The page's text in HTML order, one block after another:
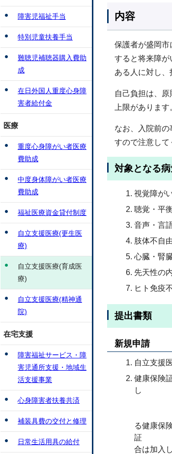
内容
保護者が盛岡
すると将来障
ある人に対し、
自己負担は、
上限があります
なお、入院前
すので注意して
対象となる
視覚障が
聴覚・平
音声・言
肢体不自
心臓・腎
先天性の
ヒト免疫
提出書類
新規申請
自立支援
健康保険
・
る健康保
証
合は加入
障害児福祉手当
特別児童扶養手当
難聴児補聴器購入費助
成
在日外国人重度心身障
害者給付金
医療
重度心身障がい者医療
費助成
中度身体障がい者医療
費助成
福祉医療資金貸付制度
自立支援医療(更生医
療)
自立支援医療(育成医
療)
自立支援医療(精神通
院)
在宅支援
障害福祉サービス・障
害児通所支援・地域生
活支援事業
心身障害者扶養共済
補装具費の交付と修理
日常生活用具の給付